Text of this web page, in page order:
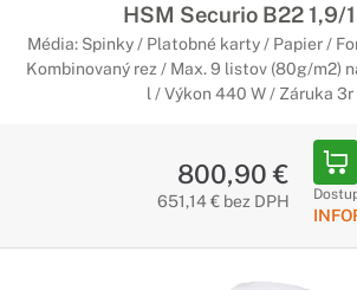
HSM Securio B22 1,9/
Média: Spinky / Platobné karty / Papier /
Kombinovaný rez / Max. 9 listov (80g/m2)
l / Výkon 440 W / Záruka 3r
800,90 €
651,14 € bez DPH